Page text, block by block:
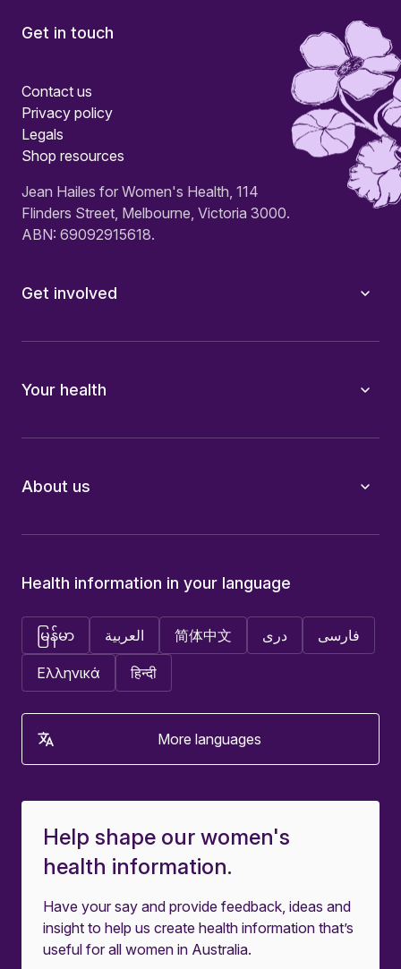
Get in touch
Contact us
Privacy policy
Legals
Shop resources
Jean Hailes for Women's Health, 114
Flinders Street, Melbourne, Victoria 3000.
ABN: 69092915618.
Get involved
Your health
About us
Help shape our women's
health information.
Have your say and provide feedback, ideas and
insight to help us create health information that’s
useful for all women in Australia.
Health information in your language
မြန်မာ العربية 简体中文 دری فارسی
Ελληνικά हिन्दी
More languages